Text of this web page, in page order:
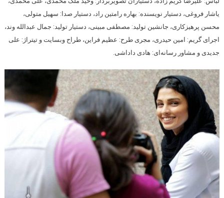
یاشار فروغی، دستیار نویسنده: بهاره رامتین راد، دستیار صدا: سهیل متولی،
محسن پرهیزکاری، جانشین تولید: مصطفی مبینی، دستیار تولید: جمال عبدالله وند،
اجرای گریم: امین حیدری، مجری طرح: عظیم فراین، طراح وبسایت و تیتراژ: علی
جدیدی و مشاور رسانه‌ای: هادی داداشی.